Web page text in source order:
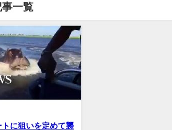
一覧
トに狙いを定めて襲